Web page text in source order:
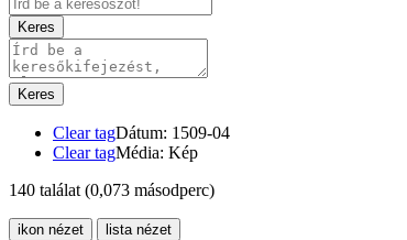
Keres
Keres
Clear tagDátum: 1509-04
Clear tagMédia: Kép
140 találat (0,073 másodperc)
ikon nézet lista nézet